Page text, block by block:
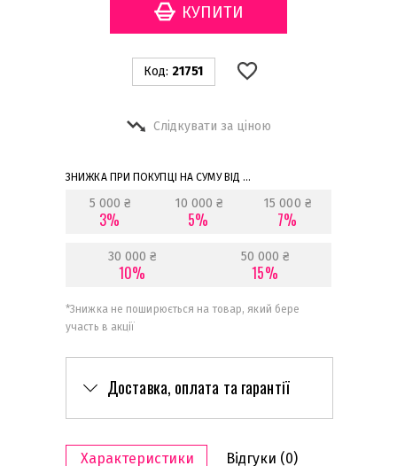
Код: 21751
Слідкувати за ціною
ЗНИЖКА ПРИ ПОКУПЦІ НА СУМУ ВІД ...
5 000 ₴
3%
10 000 ₴
5%
15 000 ₴
7%
30 000 ₴
10%
50 000 ₴
15%
*Знижка не поширюється на товар, який бере
участь в акції
Доставка, оплата та гарантії
Характеристики Відгуки (0)